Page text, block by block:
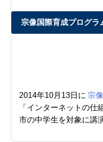
宗像国際育成プログラ
2014年10月13日に 宗
「インターネットの仕
市の中学生を対象に講